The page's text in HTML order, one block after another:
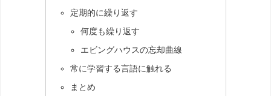
定期的に繰り返す
何度も繰り返す
エビングハウスの忘却曲線
常に学習する言語に触れる
まとめ